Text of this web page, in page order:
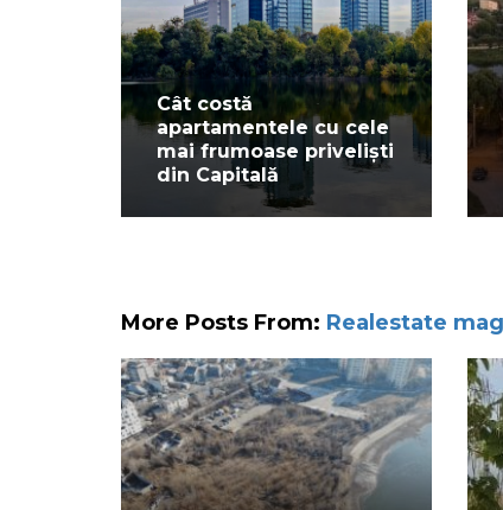
Cât costă
apartamentele cu cele
mai frumoase priveliști
din Capitală
More Posts From: Realestate